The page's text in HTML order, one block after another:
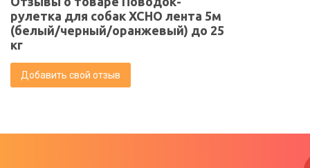
рулетка для собак XCHO лента 5м
(белый/черный/оранжевый) до 25
кг
Добавить свой отзыв